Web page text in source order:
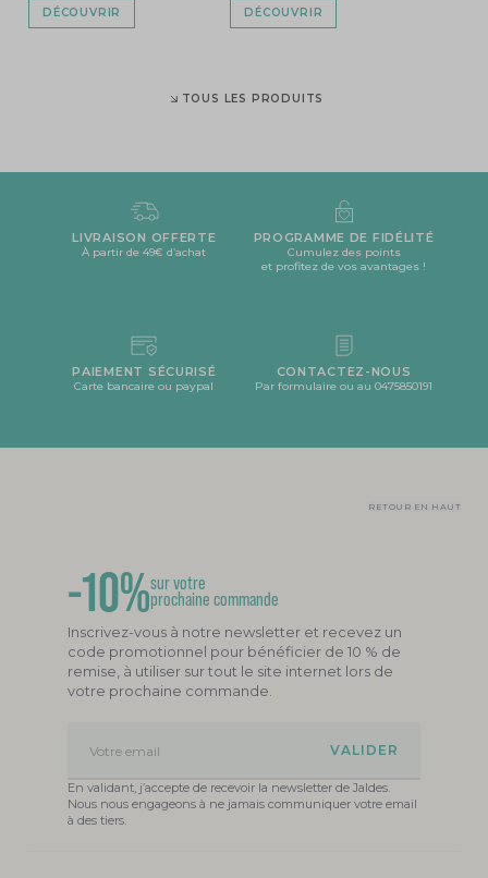
DÉCOUVRIR DÉCOUVRIR
TOUS LES PRODUITS
LIVRAISON OFFERTE
À partir de 49€ d’achat
PROGRAMME DE FIDÉLITÉ
Cumulez des points
et profitez de vos avantages !
PAIEMENT SÉCURISÉ
Carte bancaire ou paypal
CONTACTEZ-NOUS
Par formulaire ou au 0475850191
RETOUR EN HAUT
-10%sur votre
prochaine commande
Inscrivez-vous à notre newsletter et recevez un
code promotionnel pour bénéficier de 10 % de
remise, à utiliser sur tout le site internet lors de
votre prochaine commande.
Votre email
En validant, j’accepte de recevoir la newsletter de Jaldes.
Nous nous engageons à ne jamais communiquer votre email
à des tiers.